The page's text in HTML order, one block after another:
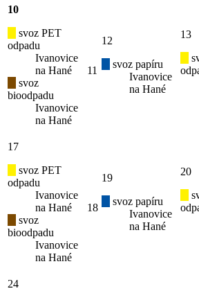
10
svoz PET
odpadu
Ivanovice
na Hané
svoz
bioodpadu
Ivanovice
na Hané
11
12
svoz papíru
Ivanovice
na Hané
13
17
svoz PET
odpadu
Ivanovice
na Hané
svoz
bioodpadu
Ivanovice
na Hané
18
19
svoz papíru
Ivanovice
na Hané
20
24